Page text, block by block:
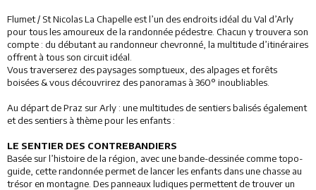
Flumet / St Nicolas La Chapelle est l’un des endroits idéal du Val d’Arly
pour tous les amoureux de la randonnée pédestre. Chacun y trouvera son
compte : du débutant au randonneur chevronné, la multitude d’itinéraires
offrent à tous son circuit idéal.
Vous traverserez des paysages somptueux, des alpages et forêts
boisées & vous découvrirez des panoramas à 360° inoubliables.
Au départ de Praz sur Arly : une multitudes de sentiers balisés également
et des sentiers à thème pour les enfants :
LE SENTIER DES CONTREBANDIERS
Basée sur l’histoire de la région, avec une bande-dessinée comme topo-
guide, cette randonnée permet de lancer les enfants dans une chasse au
trésor en montagne. Des panneaux ludiques permettent de trouver un